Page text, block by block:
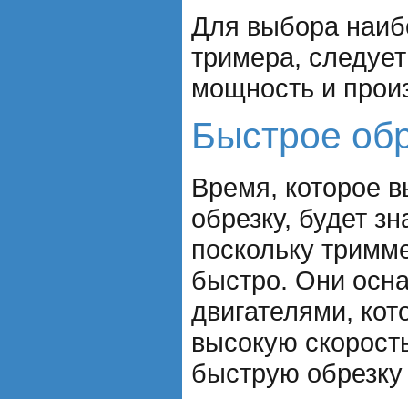
Для выбора
тримера,
мощность и
Быстрое
Время, которое
обрезку, будет
поскольку
быстро. Они
двигателями,
высокую
быструю обрезку